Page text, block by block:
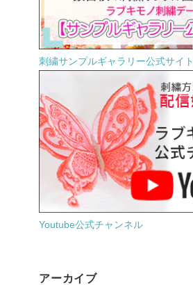
刺繍サンプルギャラリー公式サイト
Youtube公式チャンネル
アーカイブ